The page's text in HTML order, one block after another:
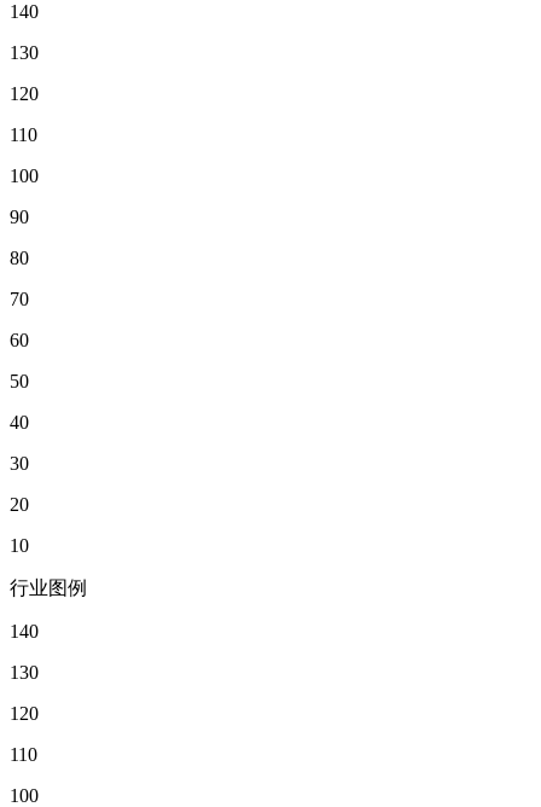
140
130
120
110
100
90
80
70
60
50
40
30
20
10
行业图例
140
130
120
110
100